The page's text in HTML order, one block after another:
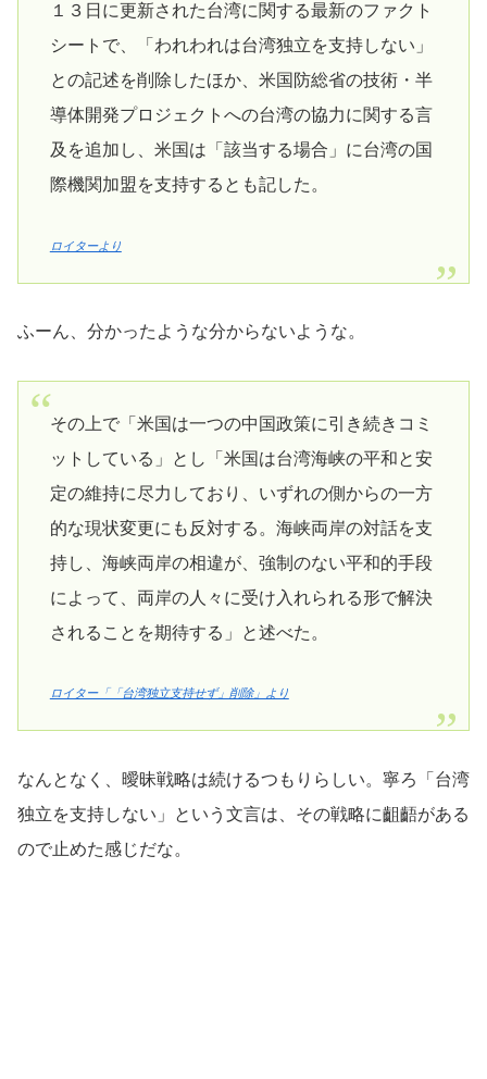
１３日に更新された台湾に関する最新のファクト
シートで、「われわれは台湾独立を支持しない」
との記述を削除したほか、米国防総省の技術・半
導体開発プロジェクトへの台湾の協力に関する言
及を追加し、米国は「該当する場合」に台湾の国
際機関加盟を支持するとも記した。
ロイターより
ふーん、分かったような分からないような。
その上で「米国は一つの中国政策に引き続きコミ
ットしている」とし「米国は台湾海峡の平和と安
定の維持に尽力しており、いずれの側からの一方
的な現状変更にも反対する。海峡両岸の対話を支
持し、海峡両岸の相違が、強制のない平和的手段
によって、両岸の人々に受け入れられる形で解決
されることを期待する」と述べた。
ロイター「「台湾独立支持せず」削除」より
なんとなく、曖昧戦略は続けるつもりらしい。寧ろ「台湾
独立を支持しない」という文言は、その戦略に齟齬がある
ので止めた感じだな。